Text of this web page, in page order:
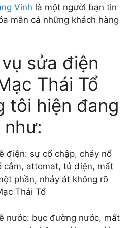
Vinh là một người bạn tin
mãn cả những khách hàng
sửa điện
Thái Tổ
tôi hiện đang
điện: sự cố chập, cháy nổ
cắm, attomat, tủ điện, mất
phần, nhảy át không rõ
Thái Tổ
nước: bục đường nước, mất